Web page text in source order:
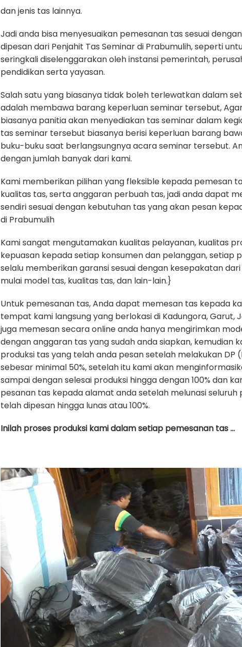
dan jenis tas lainnya.
Jadi anda bisa menyesuaikan pemesanan tas sesuai
dipesan dari Penjahit Tas Seminar di Prabumulih, seperti
seringkali diselenggarakan oleh instansi pemerintah,
pendidikan serta yayasan.
Salah satu yang biasanya tidak boleh terlewatkan dalam
adalah membawa barang keperluan seminar tersebut,
biasanya panitia akan menyediakan tas seminar dalam
tas seminar tersebut biasanya berisi keperluan barang
buku-buku saat berlangsungnya acara seminar tersebut.
dengan jumlah banyak dari kami.
Kami memberikan pilihan yang fleksible kepada pemesan
kualitas tas, serta anggaran perbuah tas, jadi anda dapat
sendiri sesuai dengan kebutuhan tas yang akan pesan
di Prabumulih
Kami sangat mengutamakan kualitas pelayanan, kualitas
kepuasan kepada setiap konsumen dan pelanggan, setiap
selalu memberikan garansi sesuai dengan kesepakatan
mulai model tas, kualitas tas, dan lain-lain.}
Untuk pemesanan tas, Anda dapat memesan tas kepada
tempat kami langsung yang berlokasi di Kadungora, Garut,
juga memesan secara online anda hanya mengirimkan
dengan anggaran tas yang sudah anda siapkan, kemudian
produksi tas yang telah anda pesan setelah melakukan DP
sebesar minimal 50%, setelah itu kami akan
sampai dengan selesai produksi hingga dengan 100% dan
pesanan tas kepada alamat anda setelah melunasi
telah dipesan hingga lunas atau 100%.
Inilah proses produksi kami dalam setiap pemesanan tas …